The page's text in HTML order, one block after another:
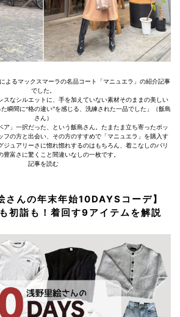
よるマックスマーラの名品コート「マニュエラ」の紹介記事
でした。
スなシルエットに、手を加えていない素材そのままの美しい
瞬間に“格の違い”を感じる、洗練された一品でした」（飯島
さん）
ア」一択だった、という飯島さん。たまたま立ち寄ったポッ
フの方と出会い、その方のすすめで「マニュエラ」を購入す
ジュアリーさに惚れ惚れするのはもちろん、着こなしのバリ
豊富さに驚くこと間違いなしの一枚です。
記事を読む
さんの年末年始10DAYSコーデ】
初詣も！着回す9アイテムを解説